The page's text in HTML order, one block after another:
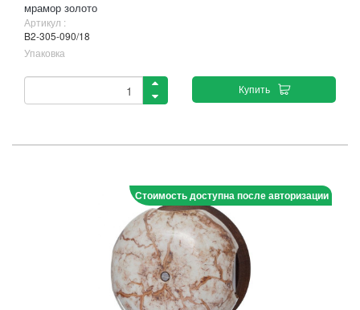
мрамор золото
Артикул :
B2-305-090/18
Упаковка
Купить
Стоимость доступна после авторизации